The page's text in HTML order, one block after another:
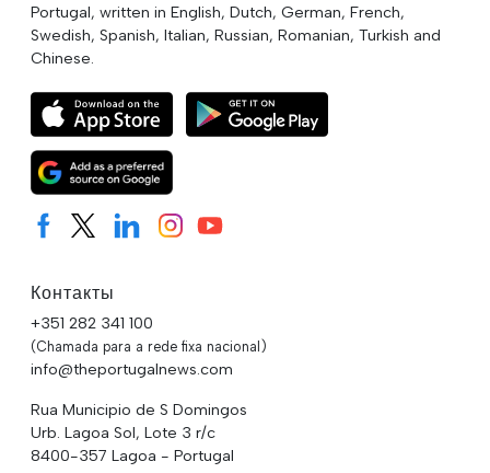
Portugal, written in English, Dutch, German, French,
Swedish, Spanish, Italian, Russian, Romanian, Turkish and
Chinese.
Контакты
+351 282 341 100
(Chamada para a rede fixa nacional)
info@theportugalnews.com
Rua Municipio de S Domingos
Urb. Lagoa Sol, Lote 3 r/c
8400-357 Lagoa - Portugal